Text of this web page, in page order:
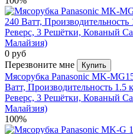
0 руб
Перезвоните мне
Купить
Мясорубка Panasonic MK-
Ватт, Производительность
Реверс, 3 Решётки, Кованый
Малайзия)
100%